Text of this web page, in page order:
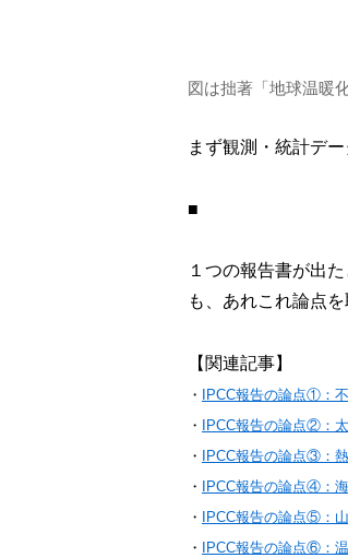
図は拙著「地球温暖
まず観測・統計デ
■
１つの報告書が出
も、あれこれ論点
【関連記事】
・
IPCC報告の論点①：
・
IPCC報告の論点②：
・
IPCC報告の論点③：
・
IPCC報告の論点④：
・
IPCC報告の論点⑤：
・
IPCC報告の論点⑥：